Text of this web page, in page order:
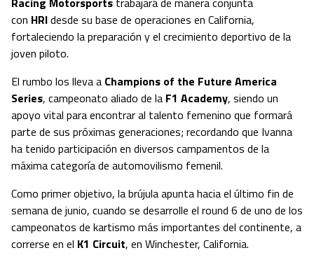
con HRIdesde su base de operaciones en California,
fortaleciendo la preparación y el crecimiento deportivo de la
joven piloto.
El rumbo los lleva a Champions of the Future America
Series, campeonato aliado de la F1 Academy, siendo un
apoyo vital para encontrar al talento femenino que formará
parte de sus próximas generaciones; recordando que Ivanna
ha tenido participación en diversos campamentos de la
máxima categoría de automovilismo femenil.
Como primer objetivo, la brújula apunta hacia el último fin de
semana de junio, cuando se desarrolle el round 6 de uno de los
campeonatos de kartismo más importantes del continente, a
correrse en el K1 Circuit, en Winchester, California.